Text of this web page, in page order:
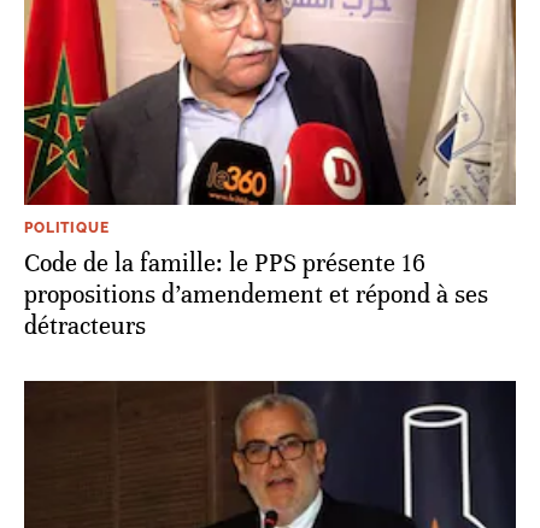
POLITIQUE
Code de la famille: le PPS présente 16
propositions d’amendement et répond à ses
détracteurs